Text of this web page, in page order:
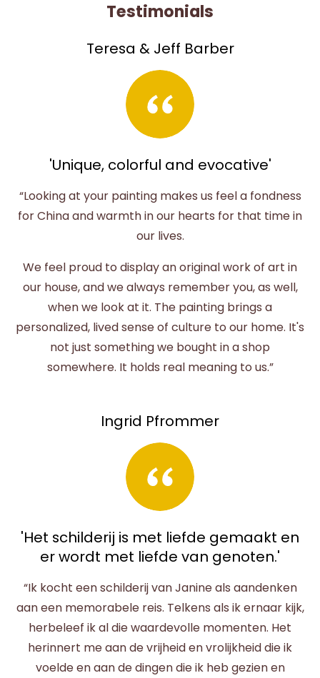
Testimonials
Teresa & Jeff Barber
'Unique, colorful and evocative'
“Looking at your painting makes us feel a fondness
for China and warmth in our hearts for that time in
our lives.
We feel proud to display an original work of art in
our house, and we always remember you, as well,
when we look at it. The painting brings a
personalized, lived sense of culture to our home. It's
not just something we bought in a shop
somewhere. It holds real meaning to us.”
Ingrid Pfrommer
'Het schilderij is met liefde gemaakt en
er wordt met liefde van genoten.'
“Ik kocht een schilderij van Janine als aandenken
aan een memorabele reis. Telkens als ik ernaar kijk,
herbeleef ik al die waardevolle momenten. Het
herinnert me aan de vrijheid en vrolijkheid die ik
voelde en aan de dingen die ik heb gezien en